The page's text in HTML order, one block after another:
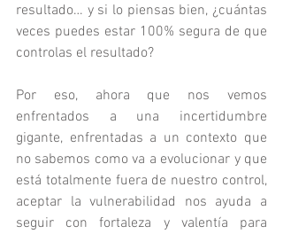
resultado… y si lo piensas bien, ¿cuántas
veces puedes estar 100% segura de que
controlas el resultado?
Por eso, ahora que nos vemos
enfrentados a una incertidumbre
gigante, enfrentadas a un contexto que
no sabemos como va a evolucionar y que
está totalmente fuera de nuestro control,
aceptar la vulnerabilidad nos ayuda a
seguir con fortaleza y valentía para